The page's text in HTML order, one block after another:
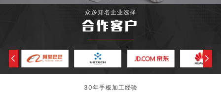
众多知名企业选择
合作客户
30年手板加工经验